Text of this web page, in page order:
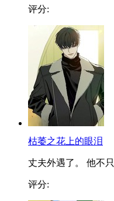
评分:
枯萎之花上的眼泪
丈夫外遇了。 他不
评分: